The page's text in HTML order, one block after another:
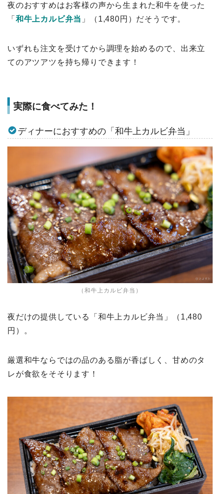
夜のおすすめはお客様の声から生まれた和牛を使った
「 和牛上カルビ弁当 」（1,480円）だそうです。
いずれも注文を受けてから調理を始めるので、出来立
てのアツアツを持ち帰りできます！
実際に食べてみた！
ディナーにおすすめの「和牛上カルビ弁当」
（和牛上カルビ弁当）
夜だけの提供している「和牛上カルビ弁当」（1,480
円）。
厳選和牛ならではの品のある脂が香ばしく、甘めのタ
レが食欲をそそります！